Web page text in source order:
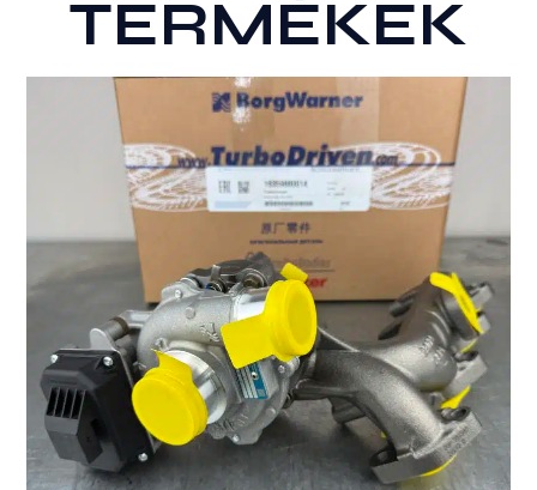
TERMÉKEK